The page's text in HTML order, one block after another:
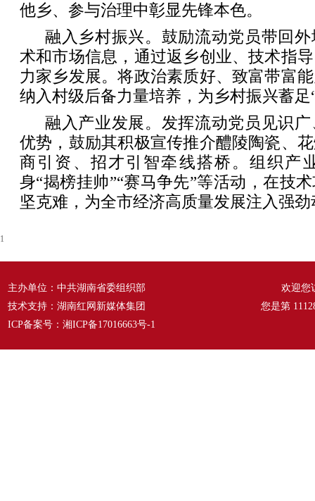
他乡、参与治理中彰显先锋本色。
融入乡村振兴。鼓励流动党员带回
术和市场信息，通过返乡创业、技术指
力家乡发展。将政治素质好、致富带富
纳入村级后备力量培养，为乡村振兴蓄足
融入产业发展。发挥流动党员见识
优势，鼓励其积极宣传推介醴陵陶瓷、
商引资、招才引智牵线搭桥。组织产
身“揭榜挂帅”“赛马争先”等活动，在技
坚克难，为全市经济高质量发展注入强
1
主办单位：中共湖南省委组织部
技术支持：湖南红网新媒体集团
ICP备案号： 湘ICP备17016663号-1
欢迎您
您是第